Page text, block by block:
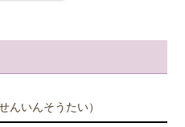
せん。女性用は、10.5ミリがおす
店で分類上分けさせて頂いており
でも、実印や認印として、また
かと思いますので当店では風格を
のなら読みやすい印相体をオスス
んいんそうたい）